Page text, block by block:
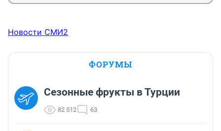
Новости СМИ2
ФОРУМЫ
Сезонные фрукты в Турции
82 512 63